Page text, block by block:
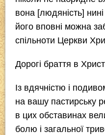
вона [людяність] нині
його вповні можна
спільноти Церкви
Дорогі браття в
Із вдячністю і
на вашу пастирську
в цих обставинах
болю і загальної